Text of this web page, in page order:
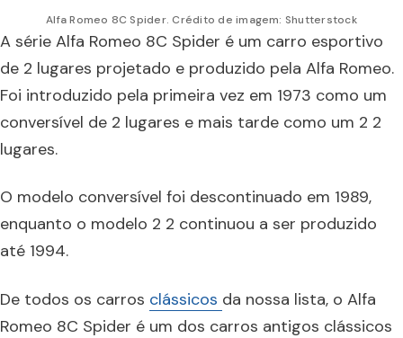
Alfa Romeo 8C Spider. Crédito de imagem: Shutterstock
A série Alfa Romeo 8C Spider é um carro esportivo
de 2 lugares projetado e produzido pela Alfa Romeo.
Foi introduzido pela primeira vez em 1973 como um
conversível de 2 lugares e mais tarde como um 2 2
lugares.
O modelo conversível foi descontinuado em 1989,
enquanto o modelo 2 2 continuou a ser produzido
até 1994.
De todos os carros clássicos da nossa lista, o Alfa
Romeo 8C Spider é um dos carros antigos clássicos